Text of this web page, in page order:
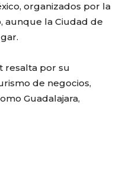
organizados por la
aunque la Ciudad de
resalta por su
de negocios,
Guadalajara,